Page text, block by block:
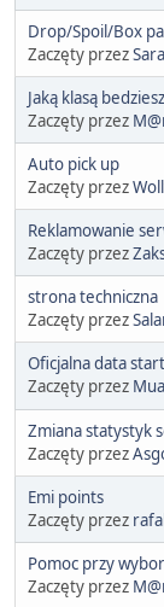
Drop/Spoil/Box
Zaczęty przez
Jaką klasą
Zaczęty przez
Auto pick up
Zaczęty przez
Reklamowanie
Zaczęty przez
strona techniczna
Zaczęty przez
Oficjalna data
Zaczęty przez
Zmiana statystyk
Zaczęty przez
Emi points
Zaczęty przez
Pomoc przy
Zaczęty przez